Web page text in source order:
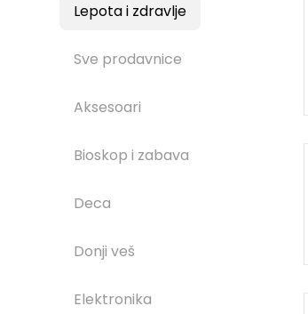
Lepota i zdravlje
Sve prodavnice
Aksesoari
Bioskop i zabava
Deca
Donji veš
Elektronika